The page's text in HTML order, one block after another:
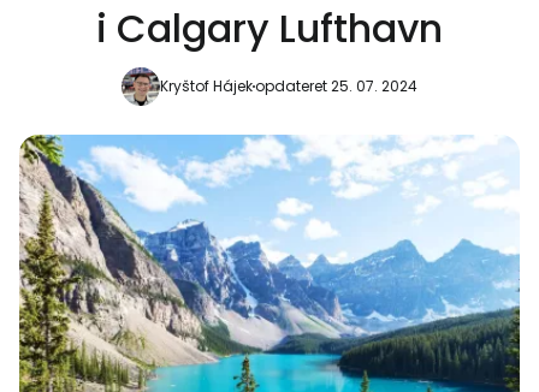
i Calgary Lufthavn
Kryštof Hájekopdateret 25. 07. 2024
Fortsæt med Google
Fortsæt med e-mail